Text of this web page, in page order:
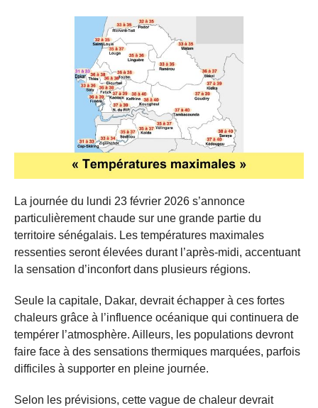
La journée du lundi 23 février 2026 s’annonce
particulièrement chaude sur une grande partie du
territoire sénégalais. Les températures maximales
ressenties seront élevées durant l’après-midi, accentuant
la sensation d’inconfort dans plusieurs régions.
Seule la capitale, Dakar, devrait échapper à ces fortes
chaleurs grâce à l’influence océanique qui continuera de
tempérer l’atmosphère. Ailleurs, les populations devront
faire face à des sensations thermiques marquées, parfois
difficiles à supporter en pleine journée.
Selon les prévisions, cette vague de chaleur devrait